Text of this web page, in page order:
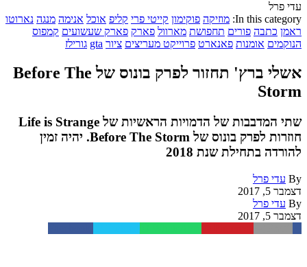
עדי פרל
In this category: מוזיקה פוקימון קייטי פרי קליפ אוכל אנימה מנגה נארוטו
ראמן כתבה פורים תחפושת מארוול פארק פארק שעשועים קמפוס
הנוקמים אומנות פאנארט פרוייקט מעריצים ציור gta גורילז
אשלי ברץ' תחזור לפרק בונוס של Before The
Storm
שתי המדבבות של הדמויות הראשיות של Life is Strange
חוזרות לפרק בונוס של Before The Storm. יהיה זמין
להורדה בתחילת שנת 2018
By עדי פרל
דצמבר 5, 2017
By עדי פרל
דצמבר 5, 2017